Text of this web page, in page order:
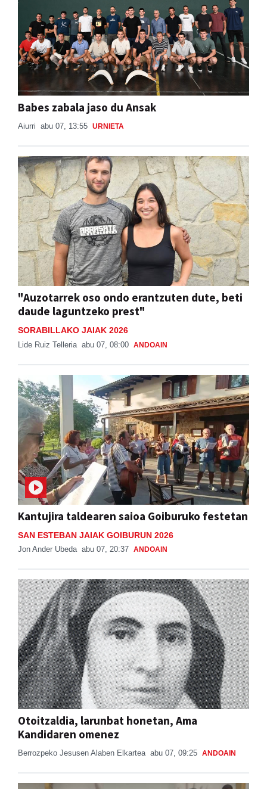
Babes zabala jaso du Ansak
Aiurri abu 07, 13:55 URNIETA
"Auzotarrek oso ondo erantzuten dute, beti
daude laguntzeko prest"
SORABILLAKO JAIAK 2026
Lide Ruiz Telleria abu 07, 08:00 ANDOAIN
Kantujira taldearen saioa Goiburuko festetan
SAN ESTEBAN JAIAK GOIBURUN 2026
Jon Ander Ubeda abu 07, 20:37 ANDOAIN
Otoitzaldia, larunbat honetan, Ama
Kandidaren omenez
Berrozpeko Jesusen Alaben Elkartea abu 07, 09:25 ANDOAIN